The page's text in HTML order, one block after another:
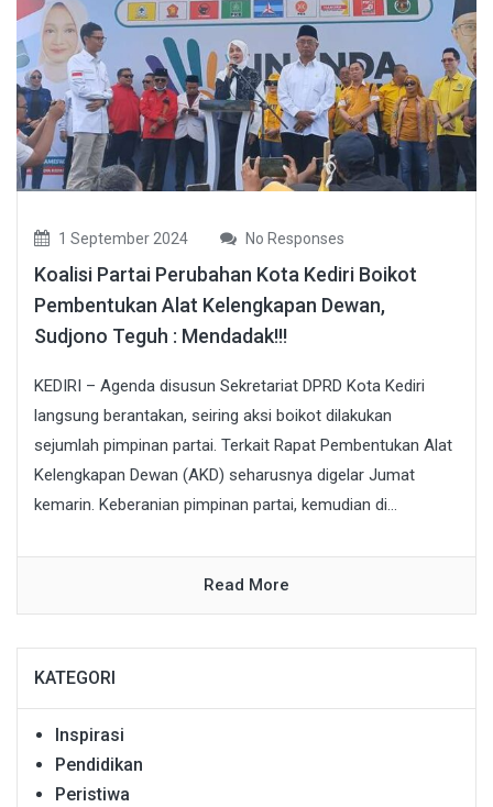
1 September 2024 No Responses
Koalisi Partai Perubahan Kota Kediri Boikot
Pembentukan Alat Kelengkapan Dewan,
Sudjono Teguh : Mendadak!!!
KEDIRI – Agenda disusun Sekretariat DPRD Kota Kediri
langsung berantakan, seiring aksi boikot dilakukan
sejumlah pimpinan partai. Terkait Rapat Pembentukan Alat
Kelengkapan Dewan (AKD) seharusnya digelar Jumat
kemarin. Keberanian pimpinan partai, kemudian di...
Read More
KATEGORI
Inspirasi
Pendidikan
Peristiwa